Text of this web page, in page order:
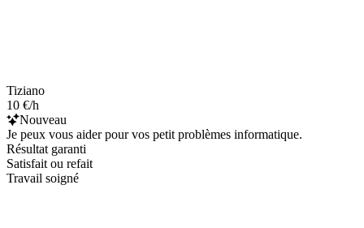
Tiziano
10 €/h
Nouveau
Je peux vous aider pour vos petit problèmes informatique.
Résultat garanti
Satisfait ou refait
Travail soigné